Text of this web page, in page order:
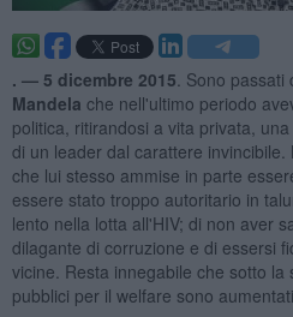
. — 5 dicembre 2015 . Sono
Mandela che nell'ultimo periodo
politica, ritirandosi a vita privata,
di un leader dal carattere
che lui stesso ammise in parte
essere stato troppo autoritario in
lento nella lotta all'HIV; di non aver
dilagante di corruzione e di essersi
vicine. Resta innegabile che sotto
pubblici per il welfare sono